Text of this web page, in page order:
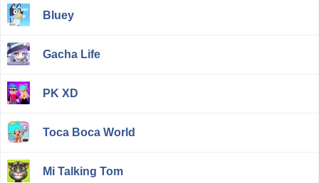
Bluey
Gacha Life
PK XD
Toca Boca World
Mi Talking Tom